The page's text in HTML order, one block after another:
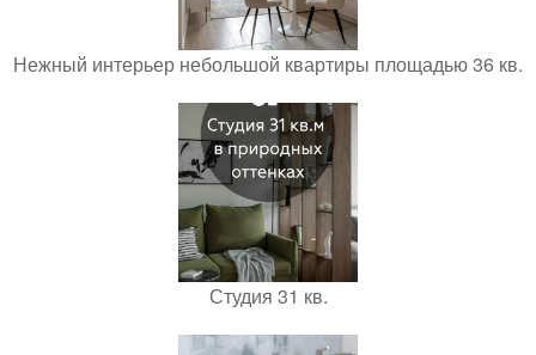
Нежный интерьер небольшой квартиры площадью 36 кв.
Студия 31 кв.